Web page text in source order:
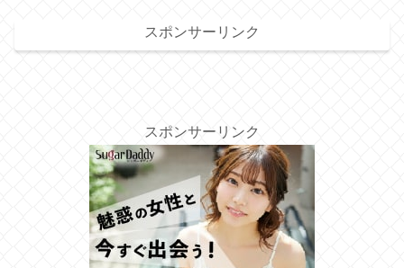
スポンサーリンク
スポンサーリンク